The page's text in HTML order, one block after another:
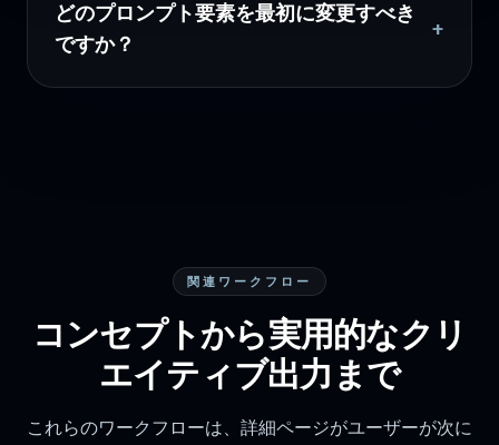
どのプロンプト要素を最初に変更すべき
ですか？
+
関連ワークフロー
コンセプトから実用的なクリ
エイティブ出力まで
これらのワークフローは、詳細ページがユーザーが次に